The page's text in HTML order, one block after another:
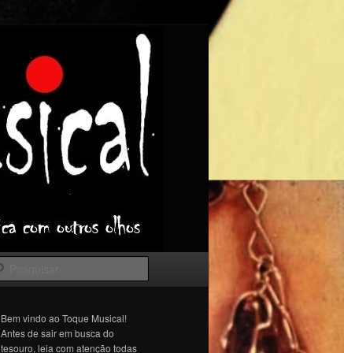
Bem vindo ao Toque Musical!
Antes de sair em busca do
tesouro, leia com atenção todas